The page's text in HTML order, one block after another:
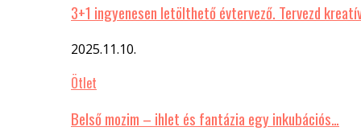
3+1 ingyenesen letölthető évtervező. Tervezd
2025.11.10.
Ötlet
Belső mozim – ihlet és fantázia egy inkubációs…